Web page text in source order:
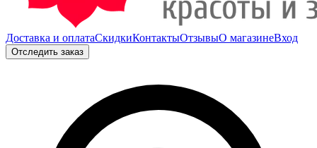
Доставка и оплатаСкидкиКонтактыОтзывыО магазинеВход
Отследить заказ